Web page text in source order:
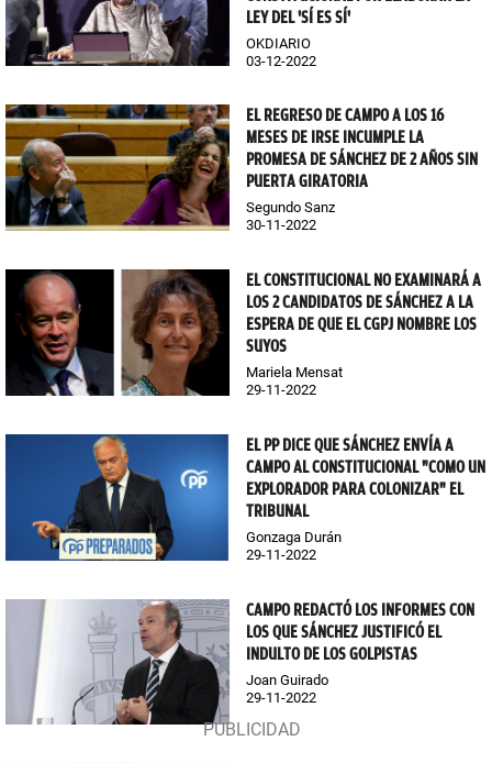
LEY DEL 'SÍ ES SÍ'
OKDIARIO
03-12-2022
EL REGRESO DE CAMPO A LOS 16
MESES DE IRSE INCUMPLE LA
PROMESA DE SÁNCHEZ DE 2 AÑOS SIN
PUERTA GIRATORIA
Segundo Sanz
30-11-2022
EL CONSTITUCIONAL NO EXAMINARÁ A
LOS 2 CANDIDATOS DE SÁNCHEZ A LA
ESPERA DE QUE EL CGPJ NOMBRE LOS
SUYOS
Mariela Mensat
29-11-2022
EL PP DICE QUE SÁNCHEZ ENVÍA A
CAMPO AL CONSTITUCIONAL "COMO UN
EXPLORADOR PARA COLONIZAR" EL
TRIBUNAL
Gonzaga Durán
29-11-2022
CAMPO REDACTÓ LOS INFORMES CON
LOS QUE SÁNCHEZ JUSTIFICÓ EL
INDULTO DE LOS GOLPISTAS
Joan Guirado
29-11-2022